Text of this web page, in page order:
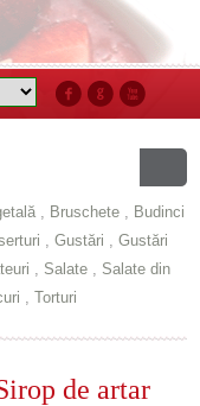
, Bruschete , Budinci
, Gustări , Gustări
, Salate , Salate din
, Torturi
de artar